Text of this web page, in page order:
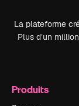
La plateforme
Plus d’un
Produits